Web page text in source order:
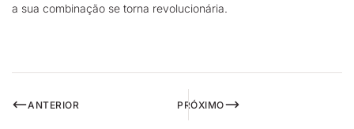
a sua combinação se torna revolucionária.
ANTERIOR PRÓXIMO